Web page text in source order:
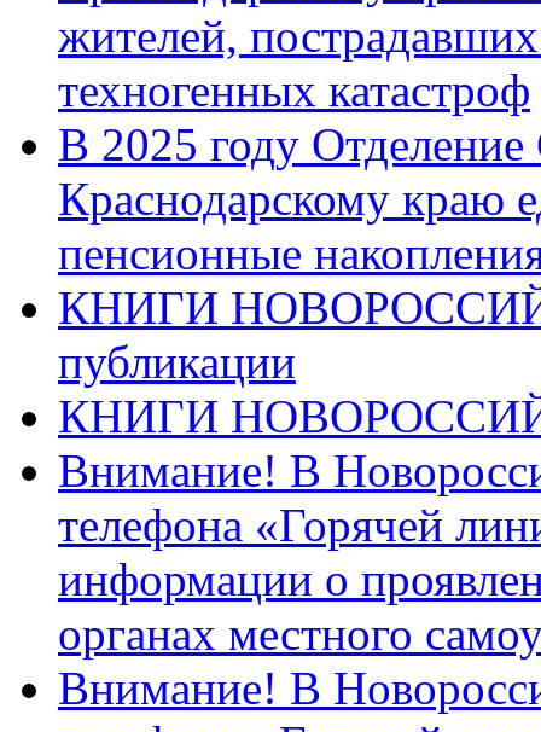
жителей,
техногенных катастроф
В 2025 году
Краснодарскому краю
пенсионные
КНИГИ
публикации
КНИГИ
Внимание! В
телефона «Горячей
информации о
органах местного
Внимание! В